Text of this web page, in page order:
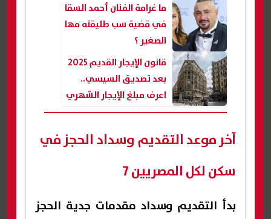
ما غرامة الفنان أحمد السقا
في قضية سب طليقته مها
الصغير ؟
قانون الإيجار القديم 2025
بعد تصديق السيسي..
اعرف مبلغ الإيجار الشهري
للشقة السكنية والتجارية
آخر موعد التقديم وسداد الحجز في
سكن لكل المصريين 7
بدأ التقديم وسداد مقدمات جدية الحجز